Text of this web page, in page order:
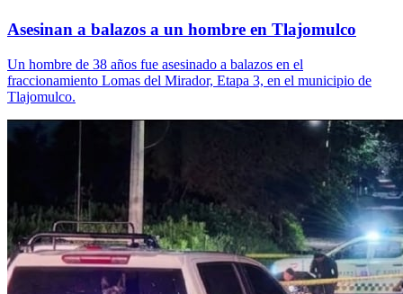
Asesinan a balazos a un hombre en Tlajomulco
Un hombre de 38 años fue asesinado a balazos en el
fraccionamiento Lomas del Mirador, Etapa 3, en el municipio de
Tlajomulco.